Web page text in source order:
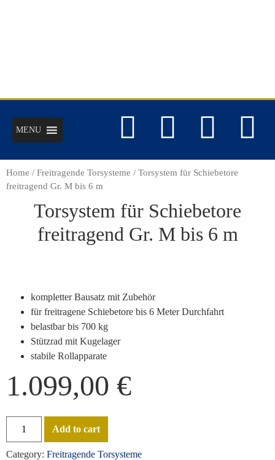
MENU
Home / Freitragende Torsysteme / Torsystem für Schiebetore
freitragend Gr. M bis 6 m
Torsystem für Schiebetore
freitragend Gr. M bis 6 m
kompletter Bausatz mit Zubehör
für freitragene Schiebetore bis 6 Meter Durchfahrt
belastbar bis 700 kg
Stützrad mit Kugelager
stabile Rollapparate
1.099,00 €
Add to cart
Category: Freitragende Torsysteme